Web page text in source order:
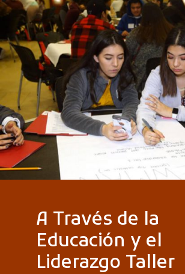
A Través de la
Educación y el
Liderazgo Taller